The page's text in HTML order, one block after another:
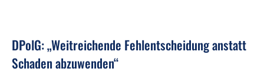
DPolG: „Weitreichende Fehlentscheidung anstatt
Schaden abzuwenden“